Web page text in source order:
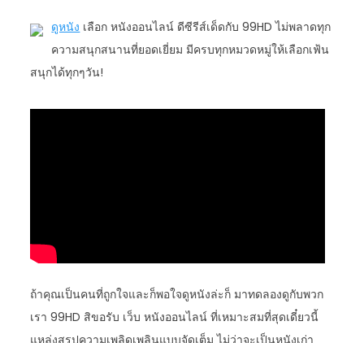
ดูหนัง เลือก หนังออนไลน์ ดีซีรีส์เด็ดกับ 99HD ไม่พลาดทุก
ความสนุกสนานที่ยอดเยี่ยม มีครบทุกหมวดหมู่ให้เลือกเฟ้น
สนุกได้ทุกๆวัน!
ถ้าคุณเป็นคนที่ถูกใจและก็พอใจดูหนังล่ะก็ มาทดลองดูกับพวก
เรา 99HD สิขอรับ เว็บ หนังออนไลน์ ที่เหมาะสมที่สุดเดี๋ยวนี้
แหล่งสรุปความเพลิดเพลินแบบจัดเต็ม ไม่ว่าจะเป็นหนังเก่า